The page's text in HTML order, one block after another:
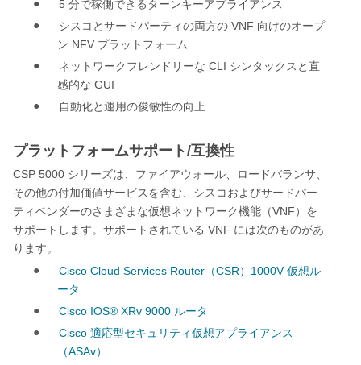
● 5 分で稼働できるターンキーアプライアンス
● シスコとサードパーティの両方の VNF 向けのオープ
ン NFV プラットフォーム
● ネットワークフレンドリーな CLI シンタックスと直
感的な GUI
●
自動化と運用の俊敏性の向上
プラットフォームサポート/互換性
CSP 5000 シリーズは、ファイアウォール、ロードバランサ、
その他の付加価値サービスを含む、シスコおよびサードパー
ティベンダーのさまざまな仮想ネットワーク機能（VNF ）を
サポートします。サポートされている VNF には次のものがあ
ります。
● Cisco Cloud Services Router （CSR ） 1000V 仮想ル
ータ
● Cisco IOS® XRv 9000 ルータ
● Cisco 適応型セキュリティ仮想アプライアンス
（ASAv）